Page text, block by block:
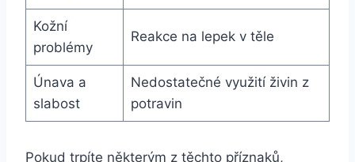
Kožní
problémy
Reakce na lepek v těle
Únava a
slabost
Nedostatečné využití živin z
potravin
Pokud trpíte některým z těchto příznaků,